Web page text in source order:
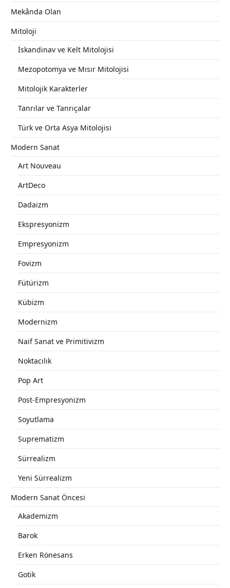
Mekânda Olan
Mitoloji
İskandinav ve Kelt Mitolojisi
Mezopotomya ve Mısır Mitolojisi
Mitolojik Karakterler
Tanrılar ve Tanrıçalar
Türk ve Orta Asya Mitolojisi
Modern Sanat
Art Nouveau
ArtDeco
Dadaizm
Ekspresyonizm
Empresyonizm
Fovizm
Fütürizm
Kübizm
Modernizm
Naif Sanat ve Primitivizm
Noktacılık
Pop Art
Post-Empresyonizm
Soyutlama
Suprematizm
Sürrealizm
Yeni Sürrealizm
Modern Sanat Öncesi
Akademizm
Barok
Erken Rönesans
Gotik